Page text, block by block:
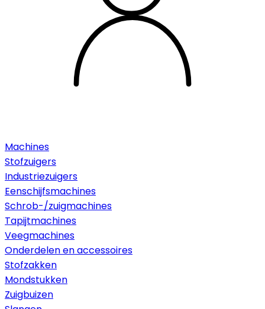
Machines
Stofzuigers
Industriezuigers
Eenschijfsmachines
Schrob-/zuigmachines
Tapijtmachines
Veegmachines
Onderdelen en accessoires
Stofzakken
Mondstukken
Zuigbuizen